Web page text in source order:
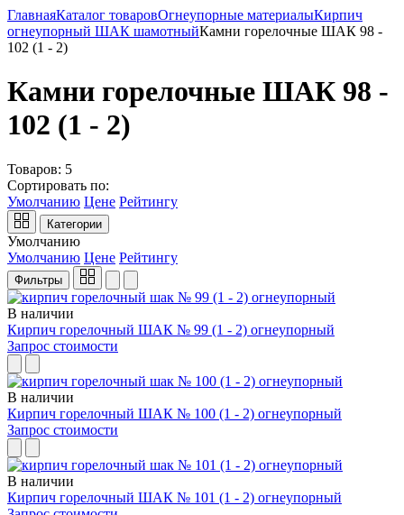
ГлавнаяКаталог товаровОгнеупорные материалыКирпич
огнеупорный ШАК шамотныйКамни горелочные ШАК 98 -
102 (1 - 2)
Камни горелочные ШАК 98 -
102 (1 - 2)
Товаров: 5
Сортировать по:
Умолчанию Цене Рейтингу
Категории
Умолчанию
Умолчанию Цене Рейтингу
Фильтры
В наличии
Кирпич горелочный ШАК № 99 (1 - 2) огнеупорный
Запрос стоимости
В наличии
Кирпич горелочный ШАК № 100 (1 - 2) огнеупорный
Запрос стоимости
В наличии
Кирпич горелочный ШАК № 101 (1 - 2) огнеупорный